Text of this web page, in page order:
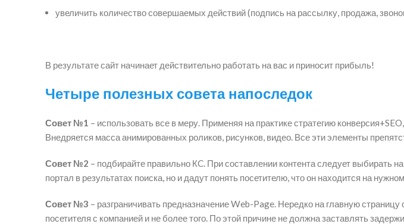
увеличить количество совершаемых действий (подпись на рассылку, продажа,
В результате сайт начинает действительно работать на вас и приносит прибыль!
Четыре полезных совета напоследок
Совет №1 – использовать все в меру. Применяя на практике стратегию
Внедряется масса анимированных роликов, рисунков, видео. Все эти элементы
Совет №2 – подбирайте правильно КC. При составлении контента следует
портал в результатах поиска, но и дадут понять посетителю, что он находится на
Совет №3 – разграничивать предназначение Web-Page. Нередко на главную
посетителя с компанией и не более того. По этой причине не должна заставлять